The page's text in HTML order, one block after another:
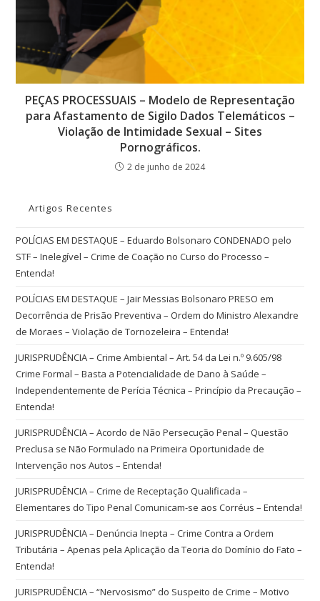
PEÇAS PROCESSUAIS – Modelo de Representação
para Afastamento de Sigilo Dados Telemáticos –
Violação de Intimidade Sexual – Sites
Pornográficos.
2 de junho de 2024
Artigos Recentes
POLÍCIAS EM DESTAQUE – Eduardo Bolsonaro CONDENADO pelo
STF – Inelegível – Crime de Coação no Curso do Processo –
Entenda!
POLÍCIAS EM DESTAQUE – Jair Messias Bolsonaro PRESO em
Decorrência de Prisão Preventiva – Ordem do Ministro Alexandre
de Moraes – Violação de Tornozeleira – Entenda!
JURISPRUDÊNCIA – Crime Ambiental – Art. 54 da Lei n.º 9.605/98
Crime Formal – Basta a Potencialidade de Dano à Saúde –
Independentemente de Perícia Técnica – Princípio da Precaução –
Entenda!
JURISPRUDÊNCIA – Acordo de Não Persecução Penal – Questão
Preclusa se Não Formulado na Primeira Oportunidade de
Intervenção nos Autos – Entenda!
JURISPRUDÊNCIA – Crime de Receptação Qualificada –
Elementares do Tipo Penal Comunicam-se aos Corréus – Entenda!
JURISPRUDÊNCIA – Denúncia Inepta – Crime Contra a Ordem
Tributária – Apenas pela Aplicação da Teoria do Domínio do Fato –
Entenda!
JURISPRUDÊNCIA – “Nervosismo” do Suspeito de Crime – Motivo